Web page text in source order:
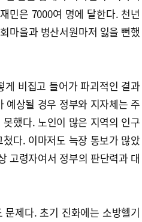
민은 7000여 명에 달한다. 천년
마을과 병산서원마저 잃을 뻔했
비집고 들어가 파괴적인 결과
예상될 경우 정부와 지자체는 주
했다. 노인이 많은 지역의 인구
다. 이마저도 늑장 통보가 많았
고령자여서 정부의 판단력과 대
제다. 초기 진화에는 소방헬기